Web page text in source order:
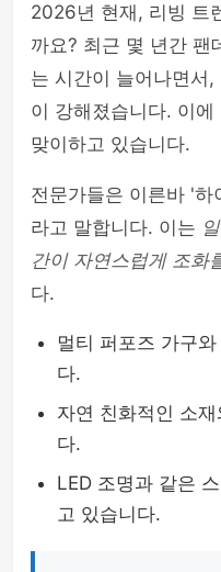
2026년 현재, 리빙 트
까요? 최근 몇 년간 팬
는 시간이 늘어나면서,
이 강해졌습니다. 이
맞이하고 있습니다.
전문가들은 이른바 '
라고 말합니다. 이는
간이 자연스럽게 조화
다.
멀티 퍼포즈 가구
다.
자연 친화적인 소
다.
LED 조명과 같은
고 있습니다.